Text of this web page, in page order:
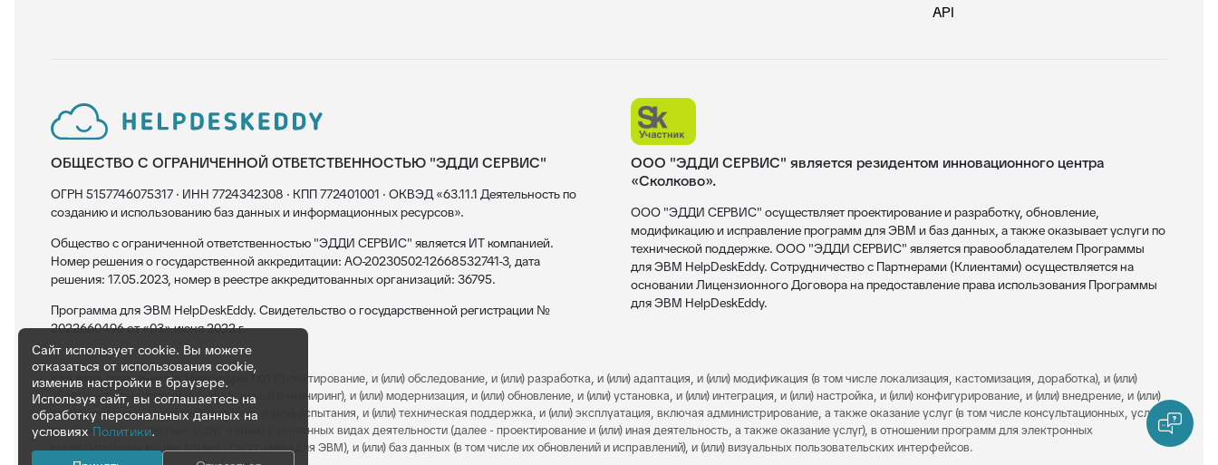
API
ОБЩЕСТВО С ОГРАНИЧЕННОЙ ОТВЕТСТВЕННОСТЬЮ "ЭДДИ СЕРВИС"
ОГРН 5157746075317 · ИНН 7724342308 · КПП 772401001 · ОКВЭД «63.11.1 Деятельность по
созданию и использованию баз данных и информационных ресурсов».
Общество с ограниченной ответственностью "ЭДДИ СЕРВИС" является ИТ компанией.
Номер решения о государственной аккредитации: АО-20230502-12668532741-3, дата
решения: 17.05.2023, номер в реестре аккредитованных организаций: 36795.
Программа для ЭВМ HelpDeskEddy. Свидетельство о государственной регистрации №
2022660496 от «03» июня 2022 г.
ООО "ЭДДИ СЕРВИС" является резидентом инновационного центра
«Сколково».
ООО "ЭДДИ СЕРВИС" осуществляет проектирование и разработку, обновление,
модификацию и исправление программ для ЭВМ и баз данных, а также оказывает услуги по
технической поддержке. ООО "ЭДДИ СЕРВИС" является правообладателем Программы
для ЭВМ HelpDeskEddy. Сотрудничество с Партнерами (Клиентами) осуществляется на
основании Лицензионного Договора на предоставление права использования Программы
для ЭВМ HelpDeskEddy.
Код вида деятельности Минцифры 1.01
Проектирование, и (или) обследование, и (или) разработка, и (или) адаптация, и (или) модификация (в том числе локализация, кастомизация, доработка), и (или)
обратное проектирование (реверсивный инжиниринг), и (или) модернизация, и (или) обновление, и (или) установка, и (или) интеграция, и (или) настройка, и (или) конфигурирование, и (или) внедрение, и (или)
сопровождение, и (или) тестирование, и (или) испытания, и (или) техническая поддержка, и (или) эксплуатация, включая администрирование, а также оказание услуг (в том числе консультационных, услуг
по обучению, экспертных услуг и иных) в указанных видах деятельности (далее - проектирование и (или) иная деятельность, а также оказание услуг), в отношении программ для электронных
вычислительных машин (далее - программы для ЭВМ), и (или) баз данных (в том числе их обновлений и исправлений), и (или) визуальных пользовательских интерфейсов.
Сайт использует cookie. Вы можете
отказаться от использования cookie,
изменив настройки в браузере.
Используя сайт, вы соглашаетесь на
обработку персональных данных на
условиях Политики.